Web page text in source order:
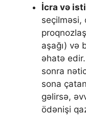
İcra və
seçilməsi,
aşağı) və
əhatə
sonra
sona
gəlirsə,
ödənişi